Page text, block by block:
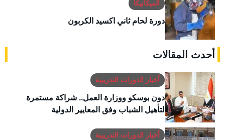
الميكانيكا
دورة لحام ثاني اكسيد الكربون
أحدث المقالات
أخبار الدورات التدريبية
دون بوسكو ووزارة العمل.. شراكة مستمرة
لتأهيل الشباب وفق المعايير الدولية
أخبار الدورات التدريبية